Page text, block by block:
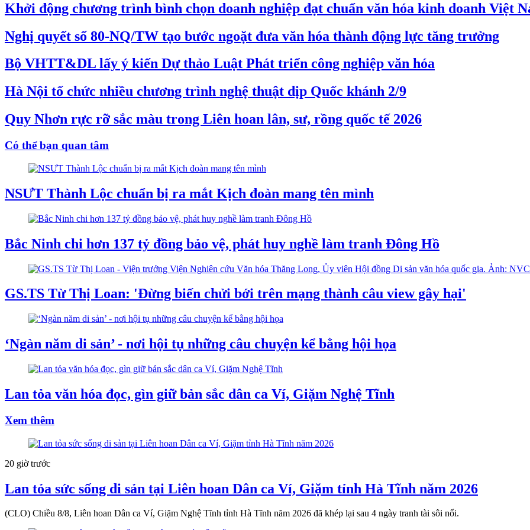
Khởi động chương trình bình chọn doanh nghiệp đạt chuẩn văn hóa kinh doanh Việt
Nghị quyết số 80-NQ/TW tạo bước ngoặt đưa văn hóa thành động lực tăng trưởng
Bộ VHTT&DL lấy ý kiến Dự thảo Luật Phát triển công nghiệp văn hóa
Hà Nội tổ chức nhiều chương trình nghệ thuật dịp Quốc khánh 2/9
Quy Nhơn rực rỡ sắc màu trong Liên hoan lân, sư, rồng quốc tế 2026
Có thể bạn quan tâm
NSƯT Thành Lộc chuẩn bị ra mắt Kịch đoàn mang tên mình
Bắc Ninh chi hơn 137 tỷ đồng bảo vệ, phát huy nghề làm tranh Đông Hồ
GS.TS Từ Thị Loan: 'Đừng biến chửi bới trên mạng thành câu view gây hại'
‘Ngàn năm di sản’ - nơi hội tụ những câu chuyện kể bằng hội họa
Lan tỏa văn hóa đọc, gìn giữ bản sắc dân ca Ví, Giặm Nghệ Tĩnh
Xem thêm
20 giờ trước
Lan tỏa sức sống di sản tại Liên hoan Dân ca Ví, Giặm tỉnh Hà Tĩnh năm 2026
(CLO) Chiều 8/8, Liên hoan Dân ca Ví, Giặm Nghệ Tĩnh tỉnh Hà Tĩnh năm 2026 đã khép lại sau 4 ngày tranh tài sôi nổi.